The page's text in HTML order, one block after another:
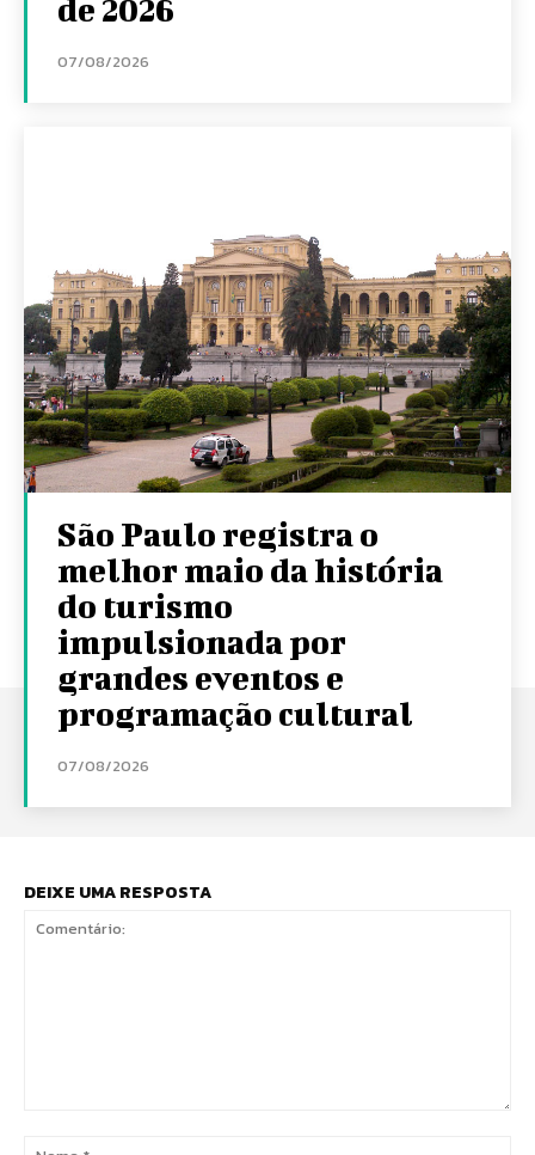
de 2026
07/08/2026
São Paulo registra o
melhor maio da história
do turismo
impulsionada por
grandes eventos e
programação cultural
07/08/2026
DEIXE UMA RESPOSTA